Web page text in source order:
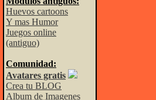
Huevos cartoons
Y mas Humor
Juegos online
(antiguo)
Comunidad:
Avatares gratis
Crea tu BLOG
Album de Imagenes